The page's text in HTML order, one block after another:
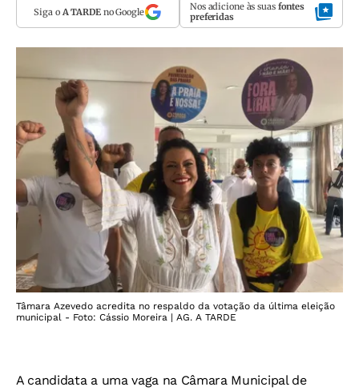
Siga o A TARDEno Google Nos adicione às suas fontes
preferidas
Tâmara Azevedo acredita no respaldo da votação da última eleição
municipal - Foto: Cássio Moreira | AG. A TARDE
A candidata a uma vaga na Câmara Municipal de